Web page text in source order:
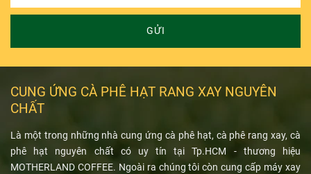
GỬI
CUNG ỨNG CÀ PHÊ HẠT RANG XAY NGUYÊN
CHẤT
Là một trong những nhà cung ứng cà phê hạt, cà phê rang xay, cà
phê hạt nguyên chất có uy tín tại Tp.HCM - thương hiệu
MOTHERLAND COFFEE. Ngoài ra chúng tôi còn cung cấp máy xay